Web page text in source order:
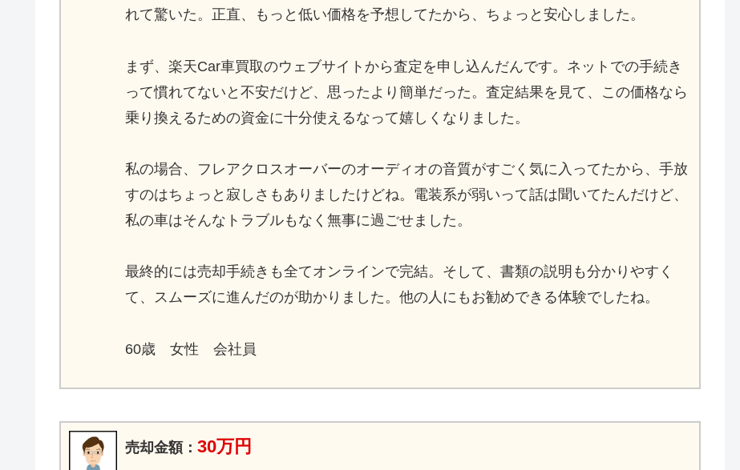
れて驚いた。正直、もっと低い価格を予想してたから、ちょっと安心しました。
まず、楽天Car車買取のウェブサイトから査定を申し込んだんです。ネットでの手続き
って慣れてないと不安だけど、思ったより簡単だった。査定結果を見て、この価格なら
乗り換えるための資金に十分使えるなって嬉しくなりました。
私の場合、フレアクロスオーバーのオーディオの音質がすごく気に入ってたから、手放
すのはちょっと寂しさもありましたけどね。電装系が弱いって話は聞いてたんだけど、
私の車はそんなトラブルもなく無事に過ごせました。
最終的には売却手続きも全てオンラインで完結。そして、書類の説明も分かりやすく
て、スムーズに進んだのが助かりました。他の人にもお勧めできる体験でしたね。
60歳 女性 会社員
売却金額： 30万円